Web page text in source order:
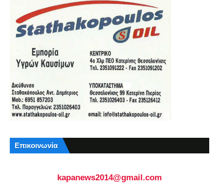
Επικοινωνία
kapanews2014@gmail.com